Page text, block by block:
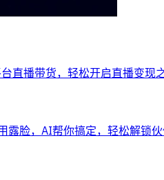
直播带货，轻松开启直播变
露脸，AI帮你搞定，轻松解锁